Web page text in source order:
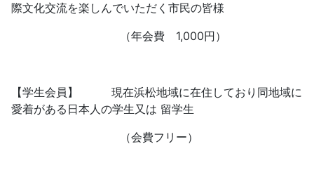
際文化交流を楽しんでいただく市民の皆様
（年会費 1,000円）
【学生会員】 現在浜松地域に在住しており同地域に
愛着がある 日本人の学生又は 留学生
（会費フリー）